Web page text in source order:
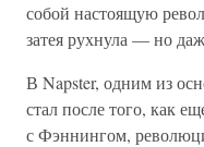
собой настоящую
затея рухнула — но
В Napster, одним из
стал после того, как
с Фэннингом,